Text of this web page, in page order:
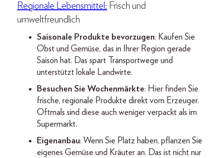
Regionale Lebensmittel: Frisch und
umweltfreundlich
Saisonale Produkte bevorzugen: Kaufen Sie
Obst und Gemüse, das in Ihrer Region gerade
Saison hat. Das spart Transportwege und
unterstützt lokale Landwirte.
Besuchen Sie Wochenmärkte: Hier finden Sie
frische, regionale Produkte direkt vom Erzeuger.
Oftmals sind diese auch weniger verpackt als im
Supermarkt.
Eigenanbau: Wenn Sie Platz haben, pflanzen Sie
eigenes Gemüse und Kräuter an. Das ist nicht nur